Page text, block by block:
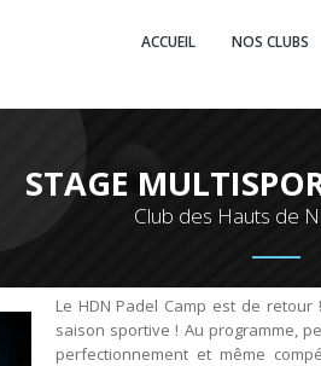
ACCUEIL NOS CLUBS
STAGE
Club des Hauts de
Le HDN Padel Camp est de
saison sportive ! Au programme,
perfectionnement et même